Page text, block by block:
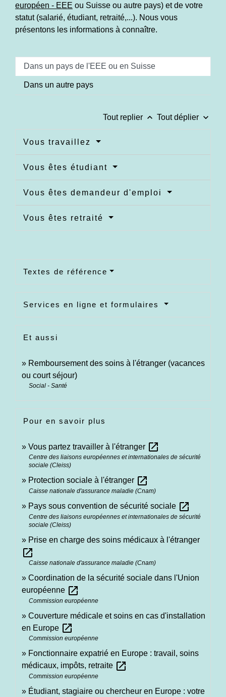
européen - EEE ou Suisse ou autre pays) et de votre
statut (salarié, étudiant, retraité,...). Nous vous
présentons les informations à connaître.
Dans un pays de l'EEE ou en Suisse
Dans un autre pays
Tout replier keyboard_arrow_up Tout déplier keyboard_arrow_down
Vous travaillez
Vous êtes étudiant
Vous êtes demandeur d'emploi
Vous êtes retraité
Textes de référence
Services en ligne et formulaires
Et aussi
Remboursement des soins à l'étranger (vacances
ou court séjour)
Social - Santé
Pour en savoir plus
Vous partez travailler à l'étranger open_in_new
Centre des liaisons européennes et internationales de sécurité
sociale (Cleiss)
Protection sociale à l'étranger open_in_new
Caisse nationale d'assurance maladie (Cnam)
Pays sous convention de sécurité sociale open_in_new
Centre des liaisons européennes et internationales de sécurité
sociale (Cleiss)
Prise en charge des soins médicaux à l'étranger
open_in_new
Caisse nationale d'assurance maladie (Cnam)
Coordination de la sécurité sociale dans l'Union
européenne open_in_new
Commission européenne
Couverture médicale et soins en cas d'installation
en Europe open_in_new
Commission européenne
Fonctionnaire expatrié en Europe : travail, soins
médicaux, impôts, retraite open_in_new
Commission européenne
Étudiant, stagiaire ou chercheur en Europe : votre